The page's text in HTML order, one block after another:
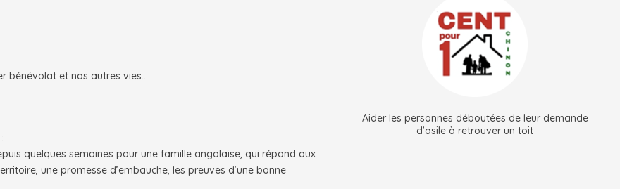
bénévolat et nos autres vies…
:
quelques semaines pour une famille angolaise, qui répond aux
une promesse d’embauche, les preuves d’une bonne
Aider les personnes déboutées de leur demande
d’asile à retrouver un toit